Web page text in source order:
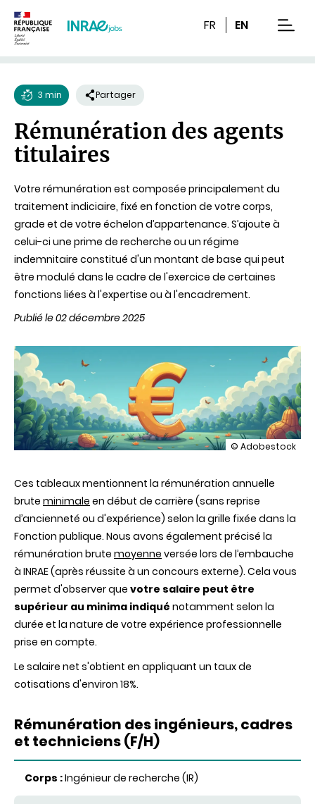
FR EN
de
lecture
3 min Partager
Rémunération des agents
titulaires
Votre rémunération est composée principalement du
traitement indiciaire, fixé en fonction de votre corps,
grade et de votre échelon d’appartenance. S’ajoute à
celui-ci une prime de recherche ou un régime
indemnitaire constitué d'un montant de base qui peut
être modulé dans le cadre de l'exercice de certaines
fonctions liées à l'expertise ou à l'encadrement.
Publié le 02 décembre 2025
illustration
agents
titulaires
© Adobestock
Ces tableaux mentionnent la rémunération annuelle
brute minimale en début de carrière (sans reprise
d’ancienneté ou d'expérience) selon la grille fixée dans la
Fonction publique. Nous avons également précisé la
rémunération brute moyenne versée lors de l’embauche
à INRAE (après réussite à un concours externe). Cela vous
permet d'observer que votre salaire peut être
supérieur au minima indiqué notamment selon la
durée et la nature de votre expérience professionnelle
prise en compte.
Le salaire net s'obtient en appliquant un taux de
cotisations d'environ 18%.
Rémunération desingénieurs, cadres
et techniciens(F/H)
Corps
Ingénieur de recherche (IR)